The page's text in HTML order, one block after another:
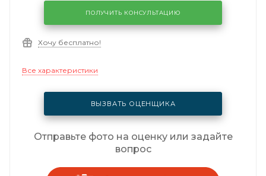
ПОЛУЧИТЬ КОНСУЛЬТАЦИЮ
Хочу бесплатно!
Все характеристики
ВЫЗВАТЬ ОЦЕНЩИКА
Отправьте фото на оценку или задайте
вопрос